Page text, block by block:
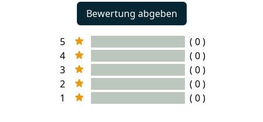
Bewertung abgeben
5
( 0 )
4
( 0 )
3
( 0 )
2
( 0 )
1
( 0 )